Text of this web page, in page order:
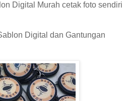
Digital Murah cetak foto sendiri
Digital dan Gantungan